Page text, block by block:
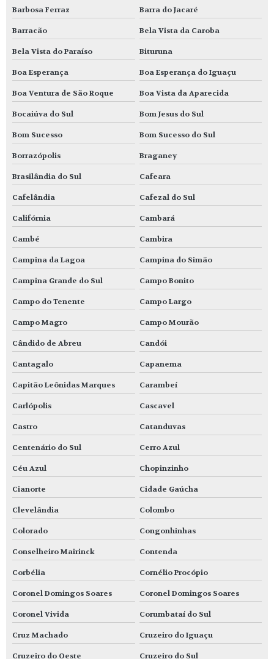
Barbosa Ferraz Barra do Jacaré
Barracão Bela Vista da Caroba
Bela Vista do Paraíso Bituruna
Boa Esperança Boa Esperança do Iguaçu
Boa Ventura de São Roque Boa Vista da Aparecida
Bocaiúva do Sul Bom Jesus do Sul
Bom Sucesso Bom Sucesso do Sul
Borrazópolis Braganey
Brasilândia do Sul Cafeara
Cafelândia Cafezal do Sul
Califórnia Cambará
Cambé Cambira
Campina da Lagoa Campina do Simão
Campina Grande do Sul Campo Bonito
Campo do Tenente Campo Largo
Campo Magro Campo Mourão
Cândido de Abreu Candói
Cantagalo Capanema
Capitão Leônidas Marques Carambeí
Carlópolis Cascavel
Castro Catanduvas
Centenário do Sul Cerro Azul
Céu Azul Chopinzinho
Cianorte Cidade Gaúcha
Clevelândia Colombo
Colorado Congonhinhas
Conselheiro Mairinck Contenda
Corbélia Cornélio Procópio
Coronel Domingos Soares Coronel Domingos Soares
Coronel Vivida Corumbataí do Sul
Cruz Machado Cruzeiro do Iguaçu
Cruzeiro do Oeste Cruzeiro do Sul